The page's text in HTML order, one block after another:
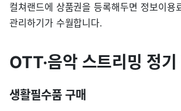
컬쳐랜드에 상품권을 등록해두면 정보이용
관리하기가 수월합니다.
OTT·음악 스트리밍 정기
생활필수품 구매